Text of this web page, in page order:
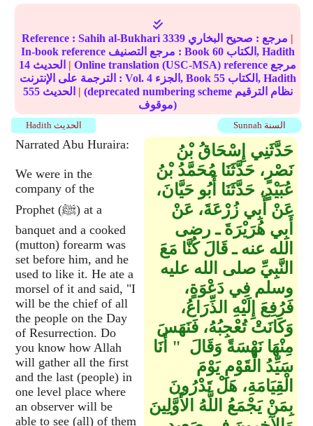
Reference :Sahih al-Bukhari 3339 مرجع : صحيح البخاري
|
In-book reference مرجع التصنيف : Book 60
الكتاب, Hadith
14
| Online translation (USC-MSA) reference مرجع
الترجمة على الإنترنت : Vol. 4 الجزء, Book 55
الكتاب, Hadith
555
| (deprecated numbering scheme نظام الترقيم
موقوف)
Sunnah السنة Hadith الحديث
Narrated Abu Huraira:
We were in the
company of the
Prophet (ﷺ) at a
banquet and a cooked
(mutton) forearm was
set before him, and he
used to like it. He ate a
morsel of it and said, "I
will be the chief of all
the people on the Day
of Resurrection. Do
you know how Allah
will gather all the first
and the last (people) in
one level place where
an observer will be
able to see (all) of them
حَدَّثَنِي إِسْحَاقُ بْنُ
نَصْرٍ، حَدَّثَنَا مُحَمَّدُ بْنُ
عُبَيْدٍ، حَدَّثَنَا أَبُو حَيَّانَ،
عَنْ أَبِي زُرْعَةَ، عَنْ
أَبِي هُرَيْرَةَ ـ رضى
الله عنه ـ قَالَ كُنَّا مَعَ
النَّبِيِّ صلى الله عليه
وسلم فِي دَعْوَةٍ،
فَرُفِعَ إِلَيْهِ الذِّرَاعُ،
وَكَانَتْ تُعْجِبُهُ، فَنَهَسَ
مِنْهَا نَهْسَةً وَقَالَ ‏ "‏ أَنَا
سَيِّدُ الْقَوْمِ يَوْمَ
الْقِيَامَةِ، هَلْ تَدْرُونَ
بِمَنْ يَجْمَعُ اللَّهُ الأَوَّلِينَ